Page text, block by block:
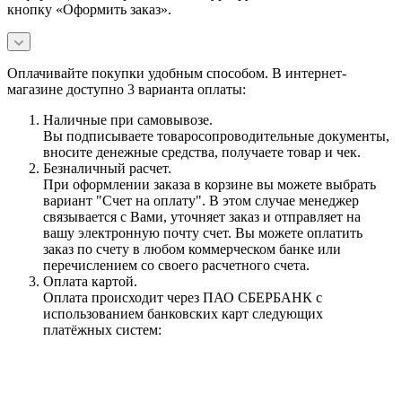
кнопку «Оформить заказ».
Оплачивайте покупки удобным способом. В интернет-
магазине доступно 3 варианта оплаты:
Наличные при самовывозе.
Вы подписываете товаросопроводительные документы,
вносите денежные средства, получаете товар и чек.
Безналичный расчет.
При оформлении заказа в корзине вы можете выбрать
вариант "Счет на оплату". В этом случае менеджер
связывается с Вами, уточняет заказ и отправляет на
вашу электронную почту счет. Вы можете оплатить
заказ по счету в любом коммерческом банке или
перечислением со своего расчетного счета.
Оплата картой.
Оплата происходит через ПАО СБЕРБАНК с
использованием банковских карт следующих
платёжных систем: